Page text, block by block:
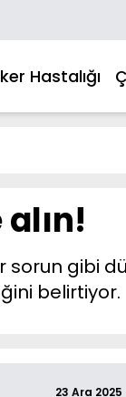
Hastalığı
gibi
belirtiyor.
23 Ara 2025